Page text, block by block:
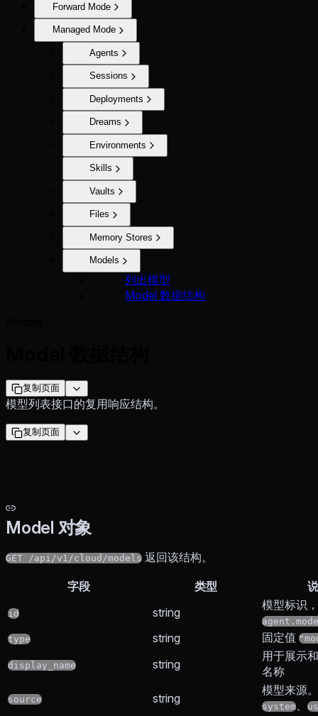
Forward Mode
Managed Mode
Agents
Sessions
Deployments
Dreams
Environments
Skills
Vaults
Files
Memory Stores
Models
列出模型
Model 数据结构
复制页面
模型列表接口的复用响应结构。
复制页面
Model 对象
GET /api/v1/cloud/models 返回该结构。
字段 类型
id string
模型标识
type
string 固定值
display_name string
用于展示
名称
source string
模型来源
system、